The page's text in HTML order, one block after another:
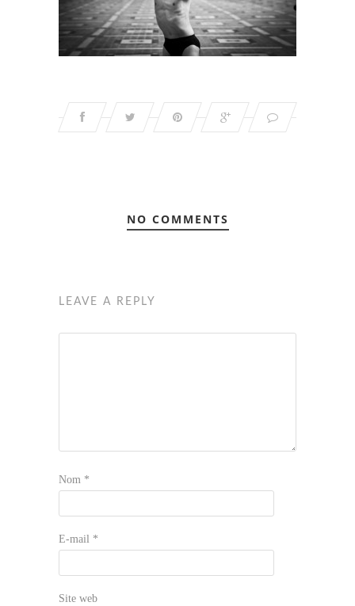
NO COMMENTS
LEAVE A REPLY
Nom *
E-mail *
Site web